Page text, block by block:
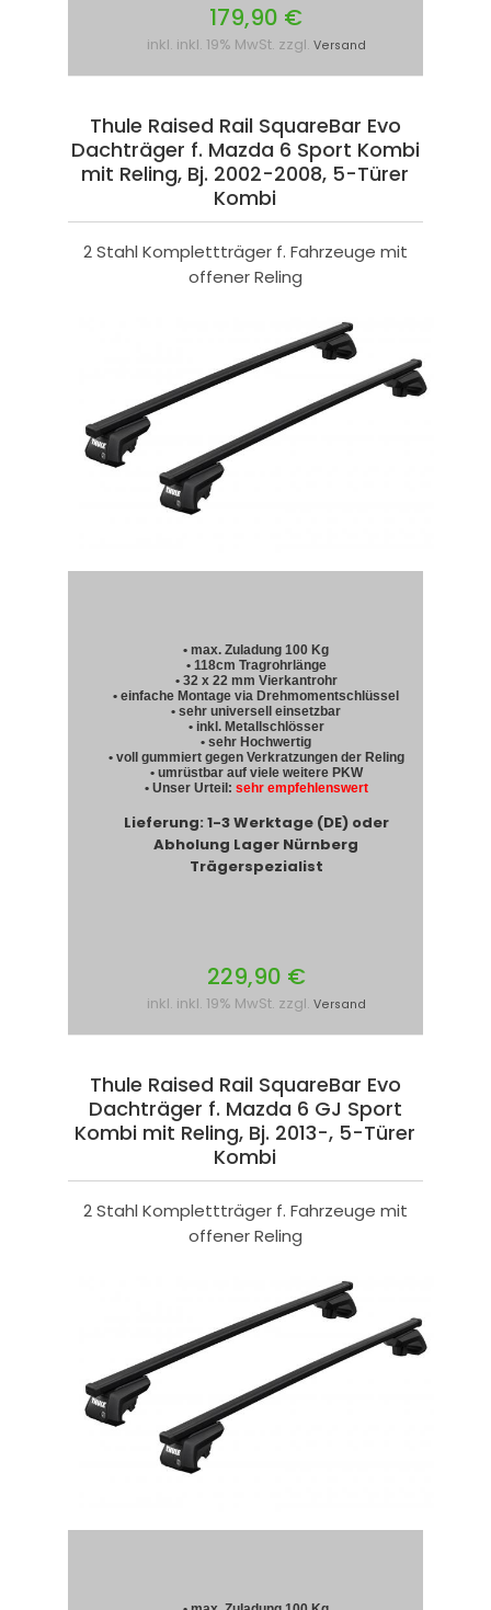
179,90 €
inkl. inkl. 19% MwSt. zzgl. Versand
Thule Raised Rail SquareBar Evo
Dachträger f. Mazda 6 Sport Kombi
mit Reling, Bj. 2002-2008, 5-Türer
Kombi
2 Stahl Komplettträger f. Fahrzeuge mit
offener Reling
• max. Zuladung 100 Kg
• 118cm Tragrohrlänge
• 32 x 22 mm Vierkantrohr
• einfache Montage via Drehmomentschlüssel
• sehr universell einsetzbar
• inkl. Metallschlösser
• sehr Hochwertig
• voll gummiert gegen Verkratzungen der Reling
• umrüstbar auf viele weitere PKW
• Unser Urteil: sehr empfehlenswert
Lieferung: 1-3 Werktage (DE) oder
Abholung Lager Nürnberg
Trägerspezialist
229,90 €
inkl. inkl. 19% MwSt. zzgl. Versand
Thule Raised Rail SquareBar Evo
Dachträger f. Mazda 6 GJ Sport
Kombi mit Reling, Bj. 2013-, 5-Türer
Kombi
2 Stahl Komplettträger f. Fahrzeuge mit
offener Reling